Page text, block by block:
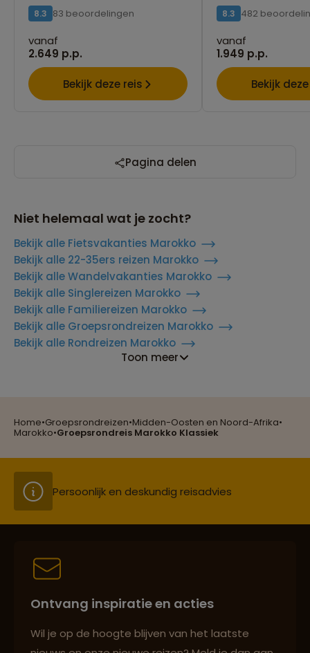
Home•Groepsrondreizen•Midden-Oosten en Noord-Afrika•
Marokko•Groepsrondreis Marokko Klassiek
8.3 83 beoordelingen
vanaf
2.649 p.p.
Bekijk deze reis
8.3 482
vanaf
1.949 p.p.
Bekijk
Pagina delen
Niet helemaal wat je zocht?
Bekijk alle Fietsvakanties Marokko
Bekijk alle 22-35ers reizen Marokko
Bekijk alle Wandelvakanties Marokko
Bekijk alle Singlereizen Marokko
Bekijk alle Familiereizen Marokko
Bekijk alle Groepsrondreizen Marokko
Bekijk alle Rondreizen Marokko
Toon meer
Reizen met oog voor mens, cultuur en milieu
Groepsreizen mét indivuele vrijheid
Persoonlijk en deskundig reisadvies
Best beoordeelde reisroutes
Ontvang inspiratie en acties
Wil je op de hoogte blijven van het laatste